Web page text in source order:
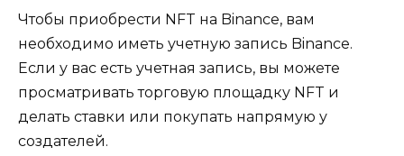
Чтобы приобрести NFT на Binance, вам
необходимо иметь учетную запись Binance.
Если у вас есть учетная запись, вы можете
просматривать торговую площадку NFT и
делать ставки или покупать напрямую у
создателей.